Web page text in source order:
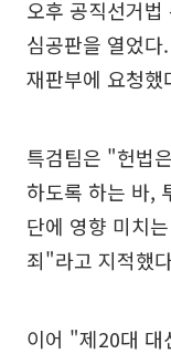
오후 공직선거
심공판을 열었
재판부에 요청했
특검팀은 "헌법
하도록 하는 바,
단에 영향 미치
죄"라고 지적했
이어 "제20대 대